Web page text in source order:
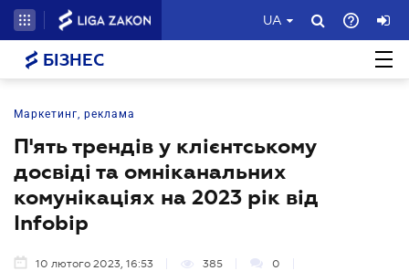
UA
БІЗНЕС
Маркетинг, реклама
П'ять трендів у клієнтському
досвіді та омніканальних
комунікаціях на 2023 рік від
Infobip
10 лютого 2023, 16:53 385 0